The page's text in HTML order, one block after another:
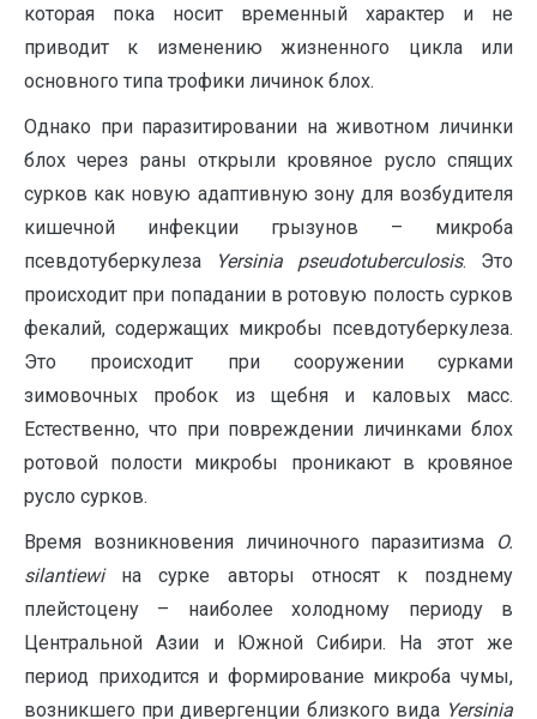
которая пока носит временный характер и не
приводит к изменению жизненного цикла или
основного типа трофики личинок блох.
Однако при паразитировании на животном личинки
блох через раны открыли кровяное русло спящих
сурков как новую адаптивную зону для возбудителя
кишечной инфекции грызунов – микроба
псевдотуберкулеза
Yersinia pseudotuberculosis. Это
происходит при попадании в ротовую полость сурков
фекалий, содержащих микробы псевдотуберкулеза.
Это происходит при сооружении сурками
зимовочных пробок из щебня и каловых масс.
Естественно, что при повреждении личинками блох
ротовой полости микробы проникают в кровяное
русло сурков.
Время возникновения личиночного паразитизма
O.
silantiewiна сурке авторы относят к позднему
плейстоцену – наиболее холодному периоду в
Центральной Азии и Южной Сибири. На этот же
период приходится и формирование микроба чумы,
возникшего при дивергенции близкого вида Yersinia